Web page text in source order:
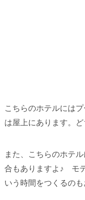
こちらのホテルには
は屋上にあります。
また、こちらのホテ
合もありますよ♪ モ
いう時間をつくるのも